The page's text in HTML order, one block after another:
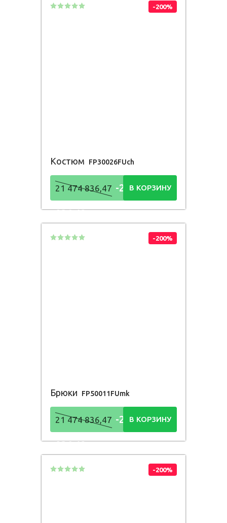
-200%
Костюм FP30026FUch
21 474 836,47 -21 474
836,48Р
В КОРЗИНУ
-200%
Брюки FP50011FUmk
21 474 836,47 -21 474
836,48Р
В КОРЗИНУ
-200%